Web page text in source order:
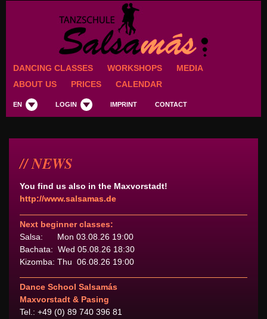
DANCING CLASSES WORKSHOPS
MEDIA
ABOUT US
PRICES CALENDAR
EN LOGIN IMPRINT CONTACT
NEWS
You find us also in the Maxvorstadt!
http://www.salsamas.de
Next beginner classes:
Salsa: Mon 03.08.26 19:00
Bachata: Wed 05.08.26 18:30
Kizomba: Thu 06.08.26 19:00
Dance School Salsamás
Maxvorstadt & Pasing
Tel.: +49 (0) 89 740 396 81